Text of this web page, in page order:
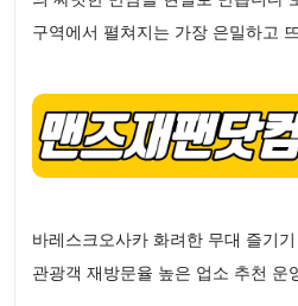
구역에서 펼쳐지는 가장 은밀하고
바레스크오사카 화려한 무대 즐기
관광객 재방문율 높은 업소 추천 운